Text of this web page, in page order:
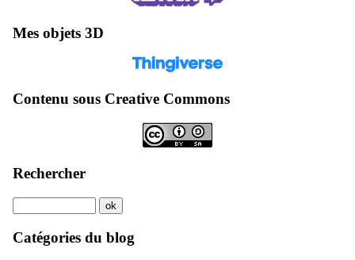
Mes objets 3D
Contenu sous Creative Commons
Rechercher
Catégories du blog